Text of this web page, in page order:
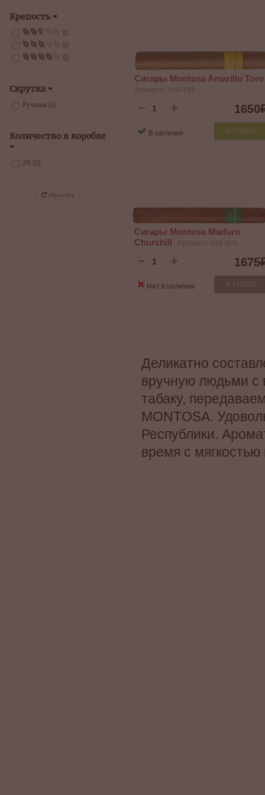
Крепость
Скрутка
Ручная
Количество в коробке
20
сбросить
Сигары Montosa Amarillo Toro
1650
КУПИТЬ
В наличии
Сигары Montosa Maduro
Churchill
1675
КУПИТЬ
Нет в наличии
Деликатно
вручную людьми с
табаку,
MONTOSA.
Республики.
время с